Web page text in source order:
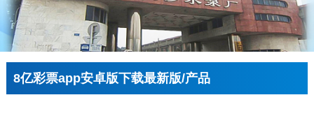
8亿彩票app安卓版下载最新版/产品